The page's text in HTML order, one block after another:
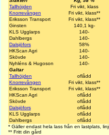
Tallhöjden
Fri vikt, klass
Knorrevången
Fri vikt, klass**
Eriksson Transport
Fri vikt, klass**
Ginsten
140,1 kg-
KLS Ugglarps
140-
Dahlbergs
140-
Dalsjöfors
58%
HKScan Agri
140-
Skövde
140-
Nyhléns & Hugoson
140-
Galtar
Tallhöjden
oflådd
Knorrevången
Fri vikt, klass**
Eriksson Transport
Fri vikt, klass**
HKScan Agri
oflådd
Skövde
oflådd
Dalsjöfors
oflådd
KLS Ugglarps
oflådd
Dahlbergs
oflådd
* Gäller endast hela lass från en lastplats,
** Fritt din gård